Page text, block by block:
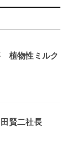
植物性ミルク
賢二社長